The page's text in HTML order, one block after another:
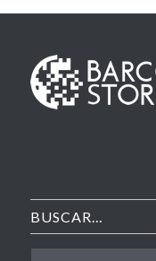
BUSCAR…